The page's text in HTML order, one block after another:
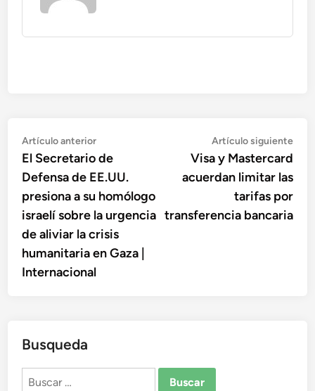
Navegación
de
entradas
Artículo anteriorArtículo
anterior:
El Secretario de
Defensa de EE.UU.
presiona a su homólogo
israelí sobre la urgencia
de aliviar la crisis
humanitaria en Gaza |
Internacional
Artículo siguiente
Visa y Mastercard
acuerdan limitar las
tarifas por
transferencia bancaria
Busqueda
Buscar: